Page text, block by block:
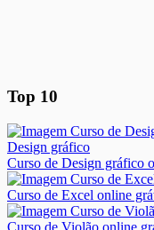
Top 10
Curso de Design gráfico
Curso de Excel online
Curso de Violão online